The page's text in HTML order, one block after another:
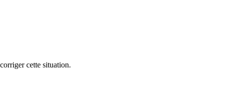
cette situation.